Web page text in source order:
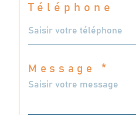
Téléphone
Message *